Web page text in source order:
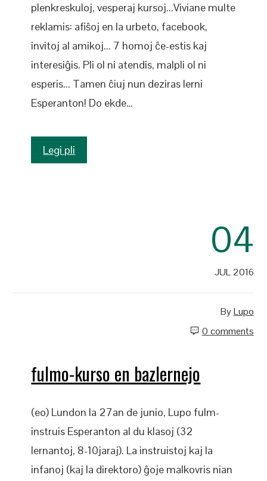
plenkreskuloj, vesperaj kursoj...Viviane multe
reklamis: afiŝoj en la urbeto, facebook,
invitoj al amikoj... 7 homoj ĉe-estis kaj
interesiĝis. Pli ol ni atendis, malpli ol ni
esperis... Tamen ĉiuj nun deziras lerni
Esperanton! Do ekde…
Legi pli
04
JUL 2016
ByLupo
0 comments
fulmo-kurso en bazlernejo
(eo) Lundon la 27an de junio, Lupo fulm-
instruis Esperanton al du klasoj (32
lernantoj, 8-10jaraj). La instruistoj kaj la
infanoj (kaj la direktoro) ĝoje malkovris nian